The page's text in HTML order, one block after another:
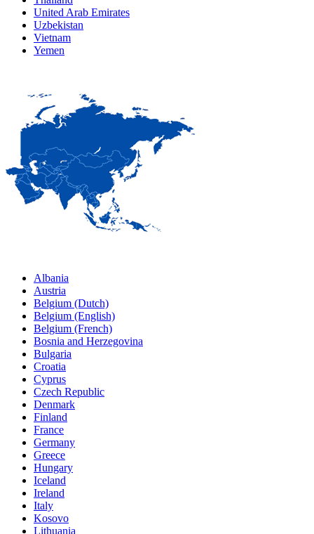
United Arab Emirates
Uzbekistan
Vietnam
Yemen
Albania
Austria
Belgium (Dutch)
Belgium (English)
Belgium (French)
Bosnia and Herzegovina
Bulgaria
Croatia
Cyprus
Czech Republic
Denmark
Finland
France
Germany
Greece
Hungary
Iceland
Ireland
Italy
Kosovo
Lithuania